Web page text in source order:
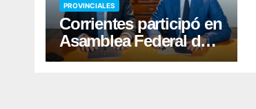
PROVINCIALES
Corrientes participó en
Asamblea Federal de
Justicia y firmó